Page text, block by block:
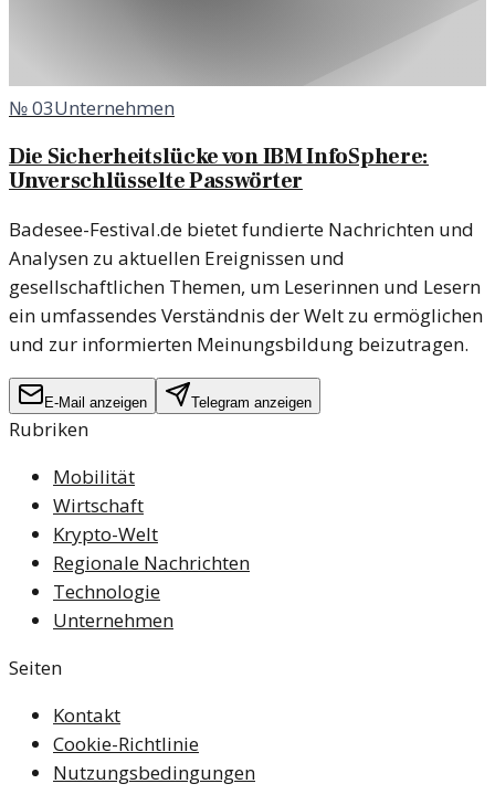
№03Unternehmen
Die Sicherheitslücke von IBM InfoSphere:
Unverschlüsselte Passwörter
Badesee-Festival.de bietet fundierte Nachrichten und
Analysen zu aktuellen Ereignissen und
gesellschaftlichen Themen, um Leserinnen und Lesern
ein umfassendes Verständnis der Welt zu ermöglichen
und zur informierten Meinungsbildung beizutragen.
E-Mail anzeigen Telegram anzeigen
Rubriken
Mobilität
Wirtschaft
Krypto-Welt
Regionale Nachrichten
Technologie
Unternehmen
Seiten
Kontakt
Cookie-Richtlinie
Nutzungsbedingungen